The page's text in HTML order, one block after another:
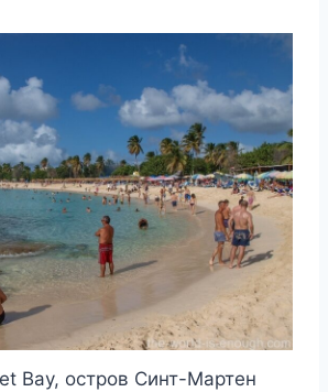
Bay, остров Синт-Мартен